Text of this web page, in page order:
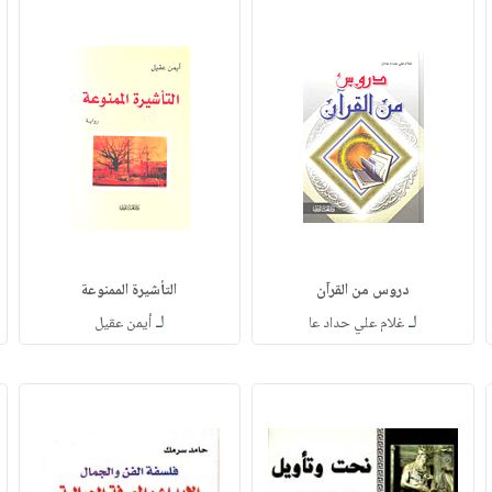
دروس من القرآن
لـغلام علي حداد عا
التأشيرة الممنوعة
لـأيمن عقيل